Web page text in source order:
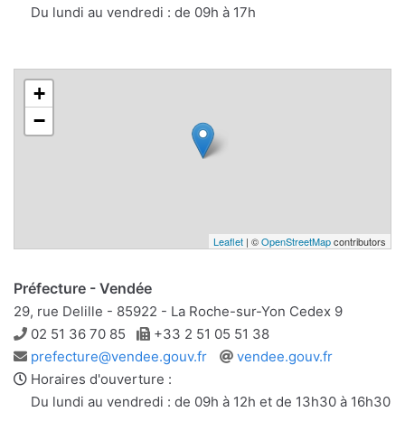
mail
Du lundi au vendredi : de 09h à 17h
+
−
Leaflet | ©OpenStreetMapcontributors
Préfecture - Vendée
29, rue Delille - 85922 - La Roche-sur-Yon Cedex 9
Téléphone
02 51 36 70 85 Télécopie
+33 2 51 05 51 38
Adresse
e-
mail
prefecture@vendee.gouv.fr
Site
vendee.gouv.fr
Horaires d'ouverture :
Du lundi au vendredi : de 09h à 12h et de 13h30 à 16h30